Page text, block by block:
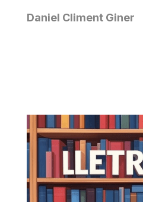
Daniel Climent Giner